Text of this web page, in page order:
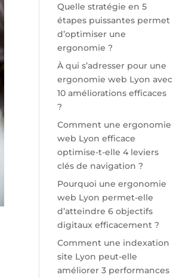
Quelle stratégie en 5
étapes puissantes permet
d’optimiser une
ergonomie ?
À qui s’adresser pour une
ergonomie web Lyon avec
10 améliorations efficaces
?
Comment une ergonomie
web Lyon efficace
optimise-t-elle 4 leviers
clés de navigation ?
Pourquoi une ergonomie
web Lyon permet-elle
d’atteindre 6 objectifs
digitaux efficacement ?
Comment une indexation
site Lyon peut-elle
améliorer 3 performances